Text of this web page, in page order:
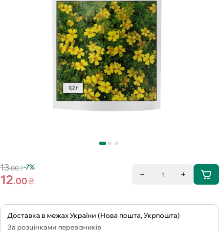
13.00₴-7%
12.00₴
1
Доставка в межах України (Нова пошта, Укрпошта)
За розцінками перевізників